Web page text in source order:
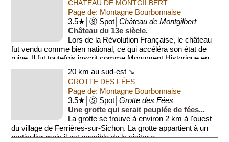
CHÂTEAU DE MONTGILBERT
Page de: Montagne Bourbonnaise
3.5★│Ⓢ Spot│Château de Montgilbert
Château du 13e siècle.
Lors de la Révolution Française, le château
fut vendu comme bien national, ce qui accéléra son état de
ruine. Il fut toutefois inscrit comme Monument Historique en
1930, et ...
20 km au sud-est ↘
GROTTE DES FÉES
Page de: Montagne Bourbonnaise
3.5★│Ⓢ Spot│Grotte des Fées
Une grotte qui serait peuplée de fées...
La grotte se trouve à environ 2 km à l'ouest
du village de Ferrières-sur-Sichon. La grotte appartient à un
particulier mais il est possible de la visiter e...